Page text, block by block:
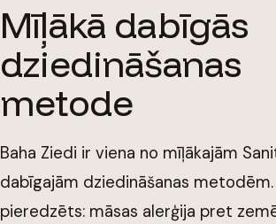
Mīļākā dabīgās
dziedināšanas
metode
Baha Ziedi ir viena no mīļākajām
dabīgajām dziedināšanas metodēm.
pieredzēts: māsas alerģija pret